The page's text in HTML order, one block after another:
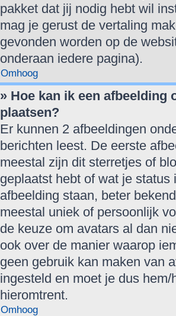
pakket dat jij nodig hebt wil
mag je gerust de vertaling
gevonden worden op de
onderaan iedere pagina).
Omhoog
» Hoe kan ik een
plaatsen?
Er kunnen 2 afbeeldingen
berichten leest. De eerste
meestal zijn dit sterretjes of
geplaatst hebt of wat je
afbeelding staan, beter
meestal uniek of persoonlijk
de keuze om avatars al dan
ook over de manier waarop
geen gebruik kan maken van
ingesteld en moet je dus
hieromtrent.
Omhoog